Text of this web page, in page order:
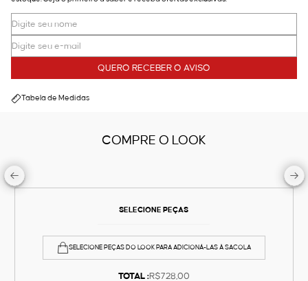
QUERO RECEBER O AVISO
Tabela de Medidas
COMPRE O LOOK
SELECIONE PEÇAS
SELECIONE PEÇAS DO LOOK PARA ADICIONÁ-LAS À SACOLA
TOTAL :R$728,00